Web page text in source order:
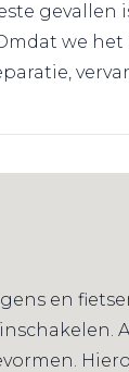
gevallen
we
en